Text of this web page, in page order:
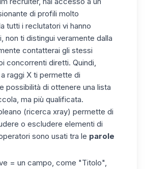
di profili molto
tutti i reclutatori vi hanno
non ti distingui veramente dalla
contatterai gli stessi
concorrenti diretti. Quindi,
raggi X ti permette di
possibilità di ottenere una lista
ma più qualificata.
(ricerca xray) permette di
o escludere elementi di
sono usati tra le parole
= un campo, come "Titolo",